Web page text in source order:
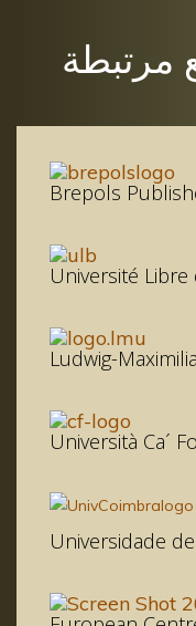
مرتبطة
Brepols
Université
Ludwig-
Università Ca´
Universidade